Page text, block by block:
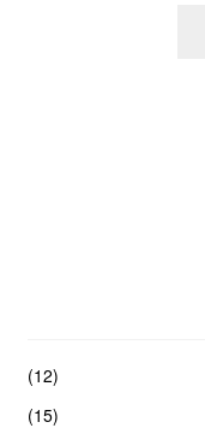
(12)
(15)